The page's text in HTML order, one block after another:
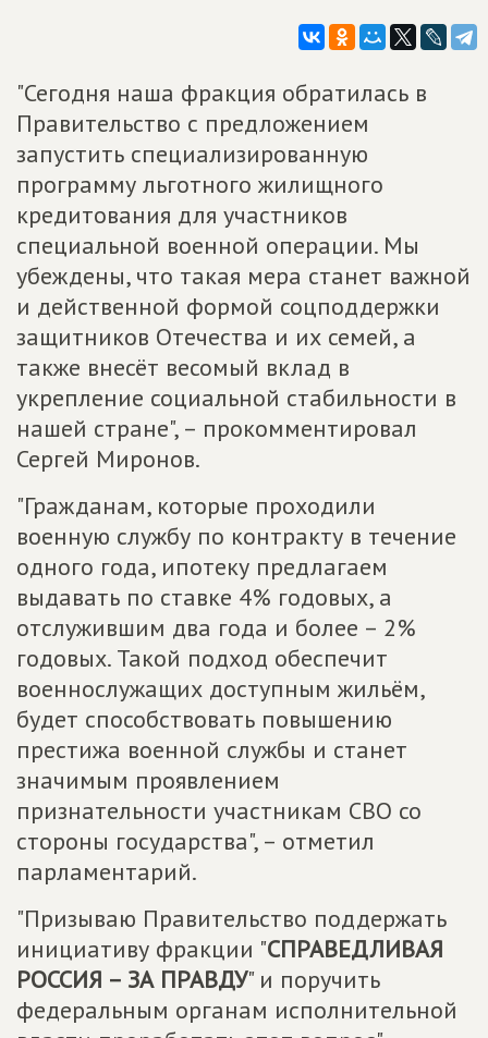
"Сегодня наша фракция обратилась в
Правительство с предложением
запустить специализированную
программу льготного жилищного
кредитования для участников
специальной военной операции. Мы
убеждены, что такая мера станет важной
и действенной формой соцподдержки
защитников Отечества и их семей, а
также внесёт весомый вклад в
укрепление социальной стабильности в
нашей стране", – прокомментировал
Сергей Миронов.
"Гражданам, которые проходили
военную службу по контракту в течение
одного года, ипотеку предлагаем
выдавать по ставке 4% годовых, а
отслужившим два года и более – 2%
годовых. Такой подход обеспечит
военнослужащих доступным жильём,
будет способствовать повышению
престижа военной службы и станет
значимым проявлением
признательности участникам СВО со
стороны государства", – отметил
парламентарий.
"Призываю Правительство поддержать
инициативу фракции "СПРАВЕДЛИВАЯ
РОССИЯ – ЗА ПРАВДУ" и поручить
федеральным органам исполнительной